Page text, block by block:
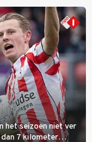
het seizoen niet ver
7 kilometer